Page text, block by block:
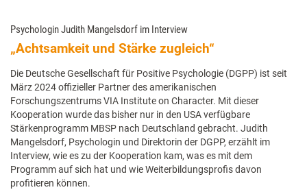
Psychologin Judith Mangelsdorf im Interview
„Achtsamkeit und Stärke zugleich“
Die Deutsche Gesellschaft für Positive Psychologie (DGPP) ist seit
März 2024 offizieller Partner des amerikanischen
Forschungszentrums VIA Institute on Character. Mit dieser
Kooperation wurde das bisher nur in den USA verfügbare
Stärkenprogramm MBSP nach Deutschland gebracht. Judith
Mangelsdorf, Psychologin und Direktorin der DGPP, erzählt im
Interview, wie es zu der Kooperation kam, was es mit dem
Programm auf sich hat und wie Weiterbildungsprofis davon
profitieren können.